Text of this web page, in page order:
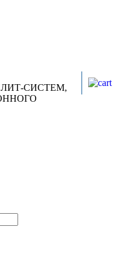
СИСТЕМ,